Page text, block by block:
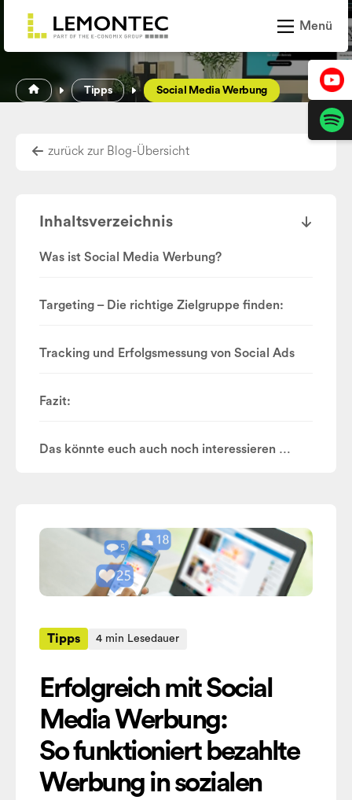
Menü
News und Trends
Karriere
Tipps Social Media Werbung
zurück zur Blog-Übersicht
Inhaltsverzeichnis
Was ist Social Media Werbung?
Targeting – Die richtige Zielgruppe finden:
Tracking und Erfolgsmessung von Social Ads
Fazit:
Das könnte euch auch noch interessieren …
Tipps 4 min Lesedauer
Erfolgreich mit Social
Media Werbung:
So funktioniert bezahlte
Werbung in sozialen